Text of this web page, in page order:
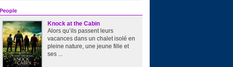
People
Knock at the Cabin
Alors qu’ils passent leurs
vacances dans un chalet isolé en
pleine nature, une jeune fille et
ses ...